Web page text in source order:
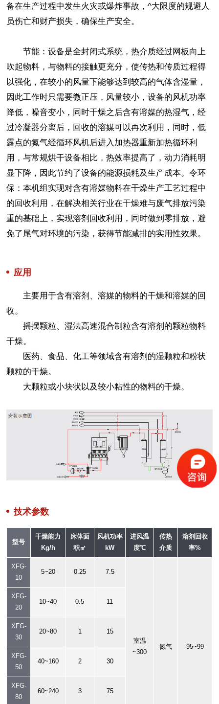
备在生产过程中发生火灾或爆炸事故，^大限度的规避人
员伤亡和财产损失，确保生产安全。
节能：设备是全封闭式系统，热介质经过网板向上
吹起物料，与物料的接触更充分，使传热和传质过程得
以强化，在较小的风量下能够达到较高的气体含湿量，
因此工作时只需要微正压，风量较小，设备的风机功率
降低，噪音变小，同时干燥之后含有溶媒的热湿气，经
过冷凝器分离后，回收的溶媒可以再次利用，同时，低
露点的氮气经循环风机后进入加热器重新加热循环利
用，与常规烘干设备相比，热效率提高了，动力消耗明
显下降，因此节约了设备的能源损耗及生产成本。令环
保：本机组实现对含有溶媒物料在干燥生产工艺过程中
的回收利用，在解决相关行业在干燥难与废气排放污染
重的基础上，实现溶剂回收利用，同时做到零排放，避
免了尾气对环境的污染，获得节能减排的实用性效果。
应用
主要用于含有溶剂、溶媒的物料的干燥和溶媒的回
收。
摇摆颗粒、湿法高速混合制粒含有溶剂的颗粒物料
干燥。
医药、食品、化工等领域含有溶剂的湿颗粒和粉状
颗粒的干燥。
大颗粒或小块状以及较小粘性的物料的干燥。
技术参数
型号
干燥能力
Kg/h
床体面
积㎡
风机功率
kW
进风温
度℃
传热
介质
溶剂回收
率%
XFG-
10
5~20 0.25 7.5
室温
~300
氮气 95~99
XFG-
20
10~40 0.5 11
XFG-
30
20~80 1 15
XFG-
50
40~160 2 30
XFG-
80
60~240 3 75